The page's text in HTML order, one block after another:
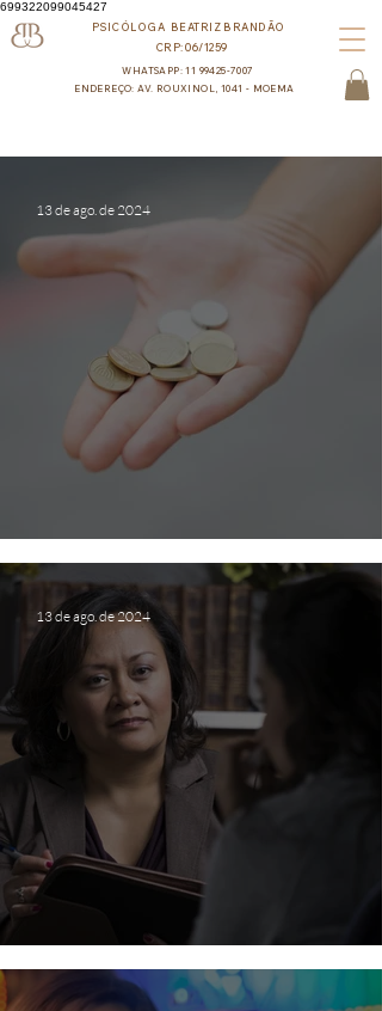
699322099045427
PSICÓLOGA BEATRIZ BRANDÃO
CRP:06/1259
ENDEREÇO: AV. ROUXINOL, 1041 - MOEMA
WHATSAPP: 11 99425-7007
Quanto custa o Psicólogo?
13 de ago. de 2024
O que é Terapia e Psicóloga?
13 de ago. de 2024